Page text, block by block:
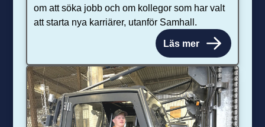
om att söka jobb och om kollegor som har valt
att starta nya karriärer, utanför Samhall.
Läs mer